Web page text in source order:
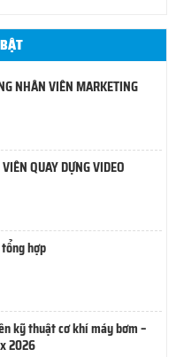
NHÂN VIÊN MARKETING
QUAY DỰNG VIDEO
hợp
kỹ thuật cơ khí máy bơm –
2026